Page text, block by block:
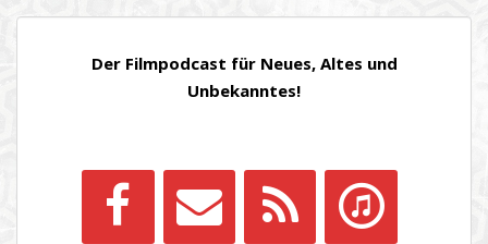
BEITRÄGE
Der Filmpodcast für Neues, Altes und
Unbekanntes!